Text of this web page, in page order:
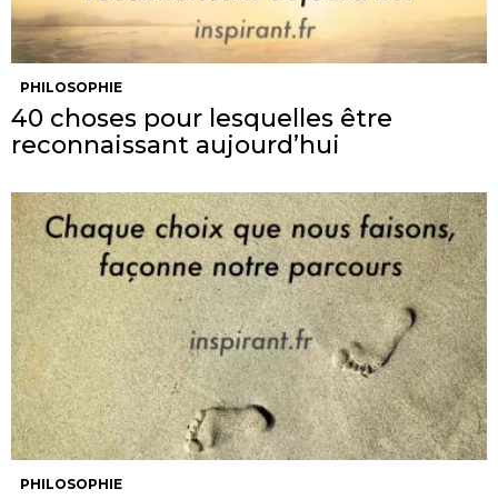
PHILOSOPHIE
40 choses pour lesquelles être
reconnaissant aujourd’hui
PHILOSOPHIE